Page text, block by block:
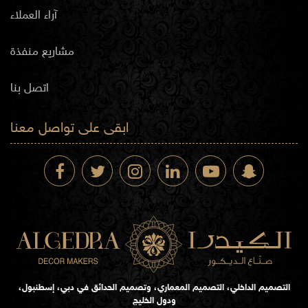
آراء العملاء
مشاريع منفذة
اتصل بنا
ابقى على تواصل معنا
التصميم الداخلي، التصميم المعماري، وتصميم الحدائق في دبي، إسطنبول،
ودول الخليج